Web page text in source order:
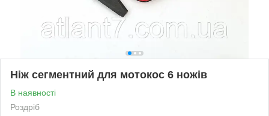
Ніж сегментний для мотокос 6 ножів
В наявності
Роздріб